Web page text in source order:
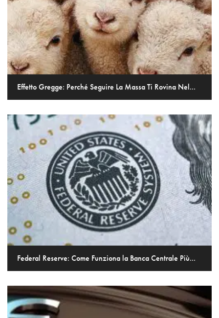
Effetto Gregge: Perché Seguire La Massa Ti Rovina Nel...
Federal Reserve: Come Funziona la Banca Centrale Più...